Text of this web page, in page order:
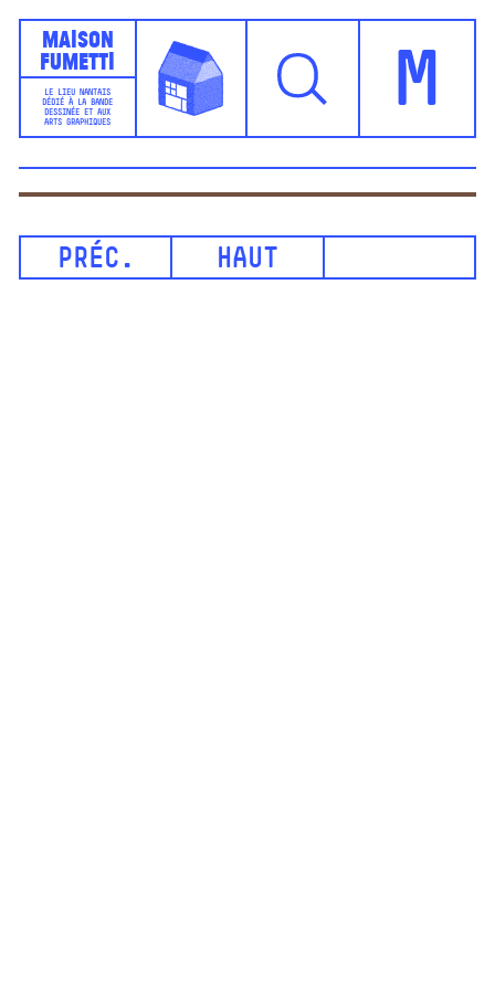
Maison
Fumetti
LE LIEU NANTAIS
DÉDIÉ À LA BANDE
DESSINÉE ET AUX
ARTS GRAPHIQUES
M
PRÉC. HAUT